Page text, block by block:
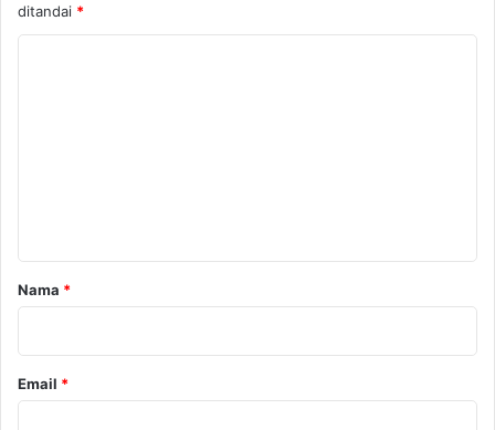
ditandai *
r
*
Nama *
Email *